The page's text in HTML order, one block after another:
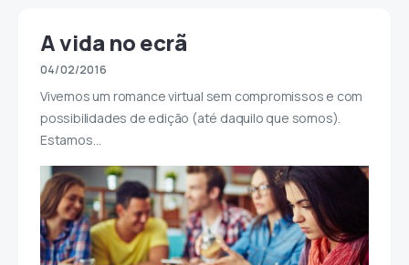
A vida no ecrã
04/02/2016
Vivemos um romance virtual sem compromissos e com
possibilidades de edição (até daquilo que somos).
Estamos…